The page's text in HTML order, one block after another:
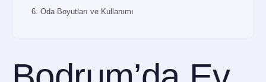
6. Oda Boyutları ve Kullanımı
Açık Alanları İnceleyin